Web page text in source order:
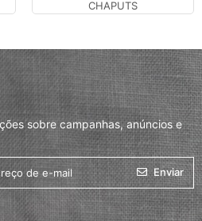
CHAPUTS
sobre campanhas, anúncios e
Enviar